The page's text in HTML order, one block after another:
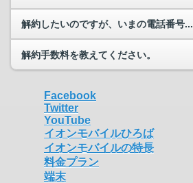
解約したいのですが、いまの電話番号...
解約手数料を教えてください。
Facebook
Twitter
YouTube
イオンモバイルひろば
イオンモバイルの特長
料金プラン
端末